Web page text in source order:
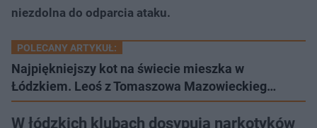
niezdolna do odparcia ataku.
POLECANY ARTYKUŁ:
Najpiękniejszy kot na świecie mieszka w
Łódzkiem. Leoś z Tomaszowa Mazowieckieg…
W łódzkich klubach dosypują narkotyków